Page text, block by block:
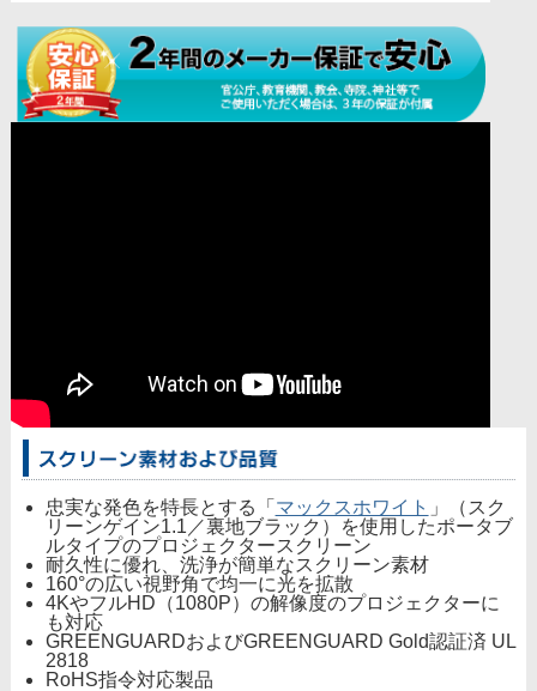
忠実な発色を特長とする「 マックスホワイト 」（スク
リーンゲイン1.1／裏地ブラック）を使用したポータブ
ルタイプのプロジェクタースクリーン
耐久性に優れ、洗浄が簡単なスクリーン素材
160°の広い視野角で均一に光を拡散
4KやフルHD（1080P）の解像度のプロジェクターに
も対応
GREENGUARDおよびGREENGUARD Gold認証済 UL
2818
RoHS指令対応製品